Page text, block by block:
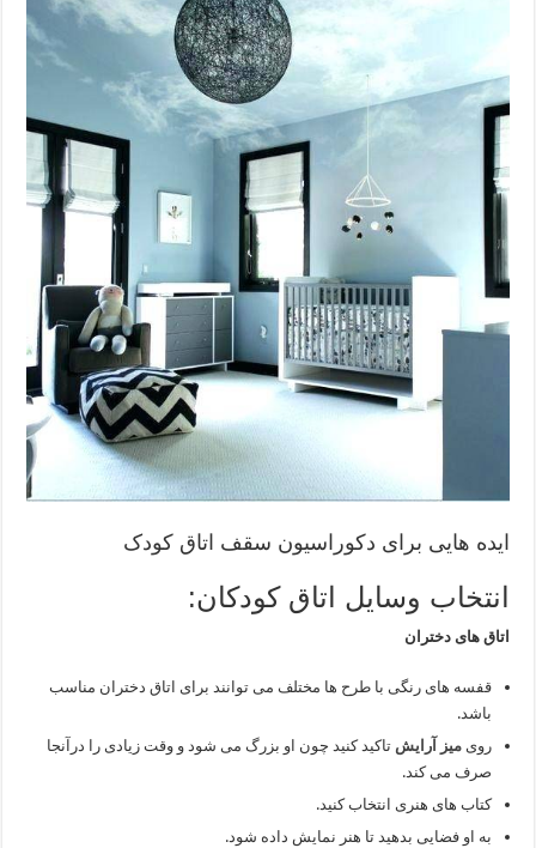
ایده هایی برای دکوراسیون سقف اتاق کودک
انتخاب وسایل اتاق کودکان:
اتاق های دختران
قفسه های رنگی با طرح ها مختلف می توانند برای اتاق دختران مناسب
باشد.
رویمیز آرایش تاکید کنید چون او بزرگ می شود و وقت زیادی را درآنجا
صرف می کند.
کتاب های هنری انتخاب کنید.
به او فضایی بدهید تا هنر نمایش داده شود.